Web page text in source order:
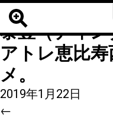
11
【有
泰豊（ディ
アトレ恵比
メ。
2019年1月22日
←